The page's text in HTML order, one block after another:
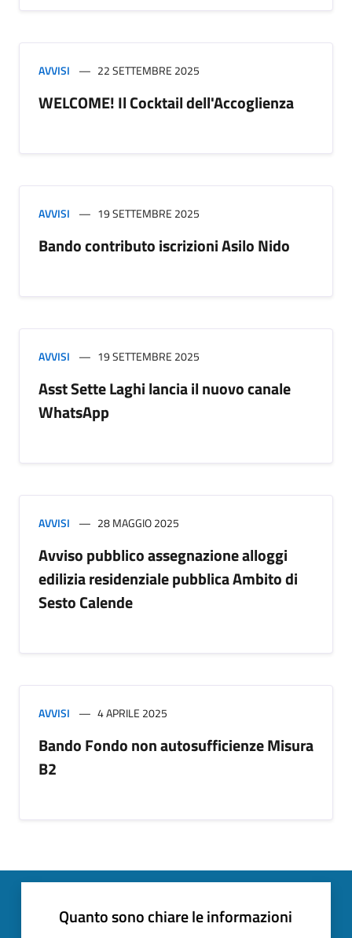
AVVISI 22 SETTEMBRE 2025
WELCOME! Il Cocktail dell'Accoglienza
AVVISI 19 SETTEMBRE 2025
Bando contributo iscrizioni Asilo Nido
AVVISI 19 SETTEMBRE 2025
Asst Sette Laghi lancia il nuovo canale
WhatsApp
AVVISI 28 MAGGIO 2025
Avviso pubblico assegnazione alloggi
edilizia residenziale pubblica Ambito di
Sesto Calende
AVVISI 4 APRILE 2025
Bando Fondo non autosufficienze Misura
B2
Quanto sono chiare le informazioni